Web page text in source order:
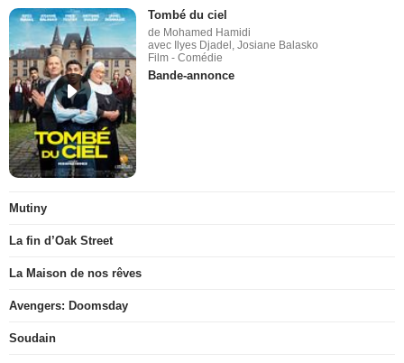
Tombé du ciel
de Mohamed Hamidi
avec Ilyes Djadel, Josiane Balasko
Film - Comédie
Bande-annonce
Mutiny
La fin d’Oak Street
La Maison de nos rêves
Avengers: Doomsday
Soudain